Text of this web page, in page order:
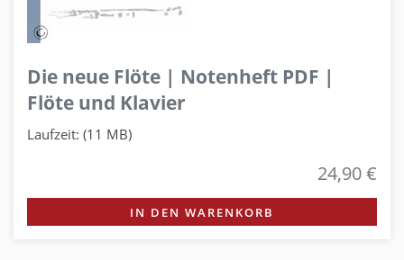
Die neue Flöte | Notenheft PDF |
Flöte und Klavier
Laufzeit: (11 MB)
24,90 €
IN DEN WARENKORB